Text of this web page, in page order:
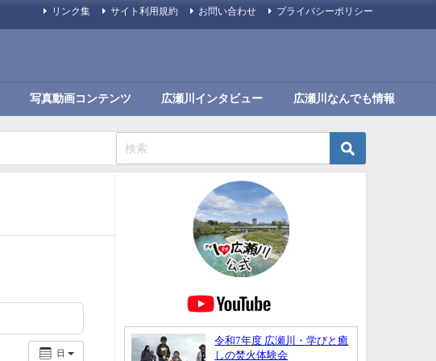
リンク集 サイト利用規約 お問い合わせ プライバシーポリシー
写真動画コンテンツ 広瀬川インタビュー 広瀬川なんでも情報
日